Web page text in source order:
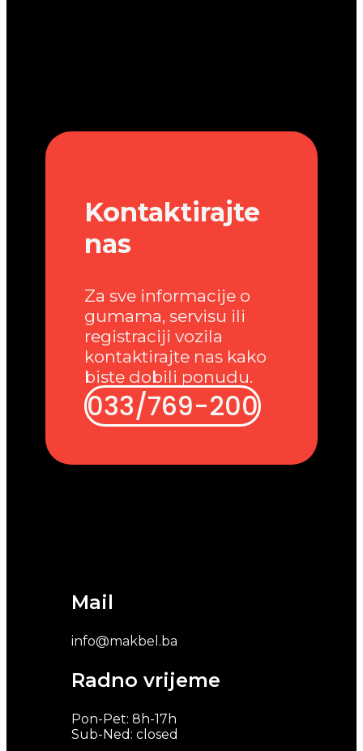
Mail
info@makbel.ba
Radno vrijeme
Pon-Pet: 8h-17h
Sub-Ned: closed
Kontaktirajte
nas
Za sve informacije o
gumama, servisu ili
registraciji vozila
kontaktirajte nas kako
biste dobili ponudu.
033/769-200